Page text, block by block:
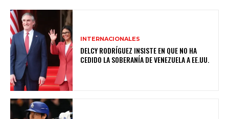
INTERNACIONALES
DELCY RODRÍGUEZ INSISTE EN QUE NO HA
CEDIDO LA SOBERANÍA DE VENEZUELA A EE.UU.